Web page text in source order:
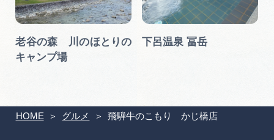
HOME グルメ 飛騨牛のこもり かじ橋店
老谷の森 川のほとりの
キャンプ場
下呂温泉 冨岳